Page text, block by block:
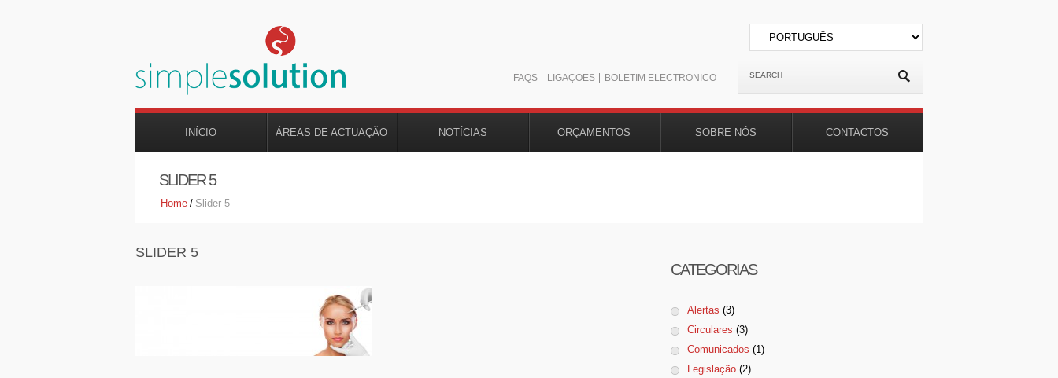
FAQS LIGAÇÕES BOLETIM ELECTRÓNICO
INÍCIO ÁREAS DE ACTUAÇÃO NOTÍCIAS ORÇAMENTOS SOBRE NÓS CONTACTOS
SLIDER 5
Home / Slider 5
SLIDER 5
CATEGORIAS
Alertas (3)
Circulares (3)
Comunicados (1)
Legislação (2)